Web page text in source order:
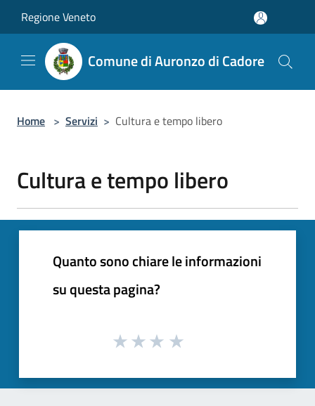
Regione Veneto
Comune di Auronzo di Cadore
Home > Servizi > Cultura e tempo libero
Cultura e tempo libero
Quanto sono chiare le informazioni
su questa pagina?